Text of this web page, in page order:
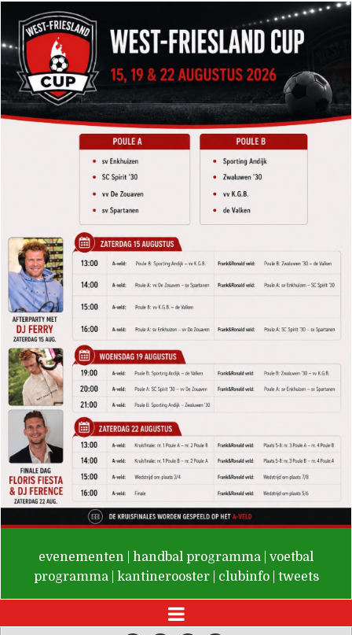
De Valken
evenementen handbal programma
voetbal
programma
kantinerooster clubinfo tweets